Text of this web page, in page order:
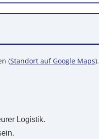
(Standort auf Google Maps).
Logistik.